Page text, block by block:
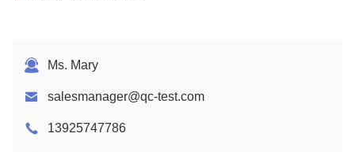
Ms. Mary
salesmanager@qc-test.com
13925747786